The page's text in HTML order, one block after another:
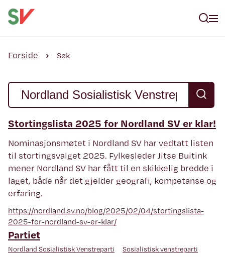
Forside Søk
Stortingslista 2025 for Nordland SV er klar!
Nominasjonsmøtet i Nordland SV har vedtatt listen
til stortingsvalget 2025. Fylkesleder Jitse Buitink
mener Nordland SV har fått til en skikkelig bredde i
laget, både når det gjelder geografi, kompetanse og
erfaring.
https://nordland.sv.no/blog/2025/02/04/stortingslista-
2025-for-nordland-sv-er-klar/
Partiet
Nordland Sosialistisk Venstreparti
Sosialistisk venstreparti